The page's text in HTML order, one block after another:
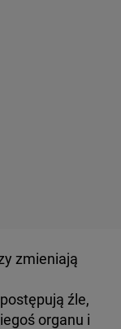
zmieniają
źle,
organu i